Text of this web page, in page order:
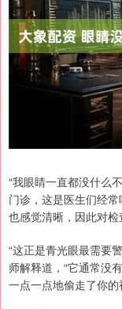
“我眼睛一直都没什么
门诊，这是医生们经
也感觉清晰，因此对检
“这正是青光眼最需要
师解释道，“它通常没
一点一点地偷走了你的